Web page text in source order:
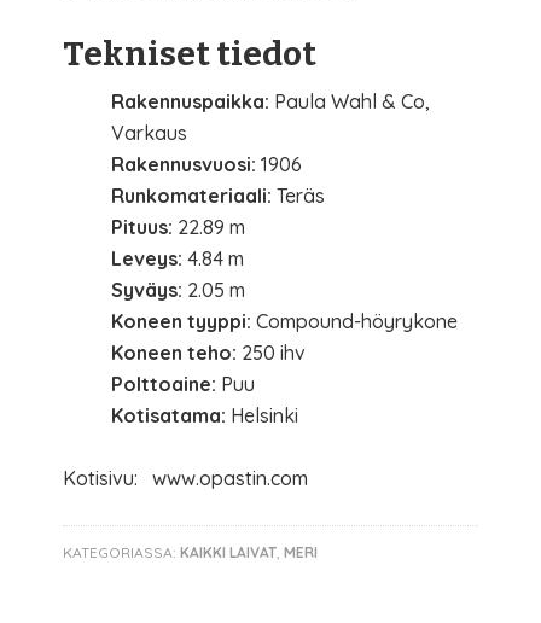
Tekniset tiedot
Rakennuspaikka: Paula Wahl & Co,
Varkaus
Rakennusvuosi: 1906
Runkomateriaali: Teräs
Pituus: 22.89 m
Leveys: 4.84 m
Syväys: 2.05 m
Koneen tyyppi: Compound-höyrykone
Koneen teho: 250 ihv
Polttoaine: Puu
Kotisatama: Helsinki
Kotisivu: www.opastin.com
KATEGORIASSA:KAIKKI LAIVAT ,MERI